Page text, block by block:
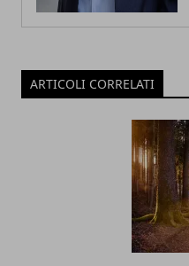
ARTICOLI CORRELATI